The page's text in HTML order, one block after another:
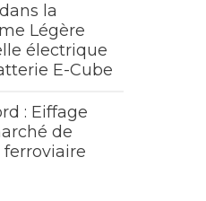
la
Légère
électrique
E-Cube
: Eiffage
de